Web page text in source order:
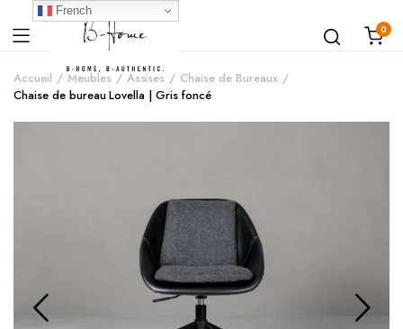
0
Accueil Meubles Assises
Chaise de Bureaux
Chaise de bureau Lovella | Gris foncé
French